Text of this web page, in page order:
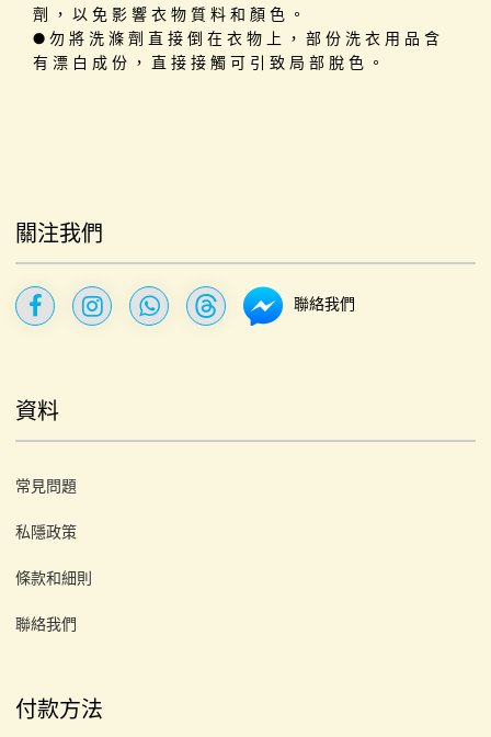
劑 ， 以 免 影 響 衣 物 質 料 和 顏 色 。
● 勿 將 洗 滌 劑 直 接 倒 在 衣 物 上 ， 部 份 洗 衣 用 品 含
有 漂 白 成 份 ， 直 接 接 觸 可 引 致 局 部 脫 色 。
關注我們
聯絡我們
資料
常見問題
私隱政策
條款和細則
聯絡我們
付款方法